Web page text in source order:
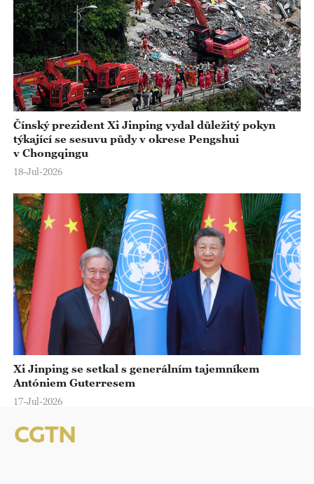
Čínský prezident Xi Jinping vydal důležitý pokyn
týkající se sesuvu půdy v okrese Pengshui
v Chongqingu
18-Jul-2026
Xi Jinping se setkal s generálním tajemníkem
Antóniem Guterresem
17-Jul-2026